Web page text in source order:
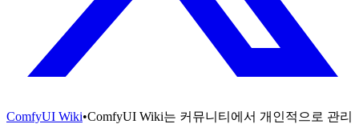
ComfyUI Wiki•ComfyUI Wiki는 커뮤니티에서 개인적으로 관리